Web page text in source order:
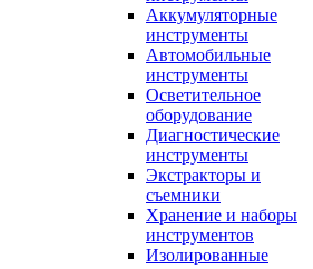
Аккумуляторные
инструменты
Автомобильные
инструменты
Осветительное
оборудование
Диагностические
инструменты
Экстракторы и
съемники
Хранение и наборы
инструментов
Изолированные